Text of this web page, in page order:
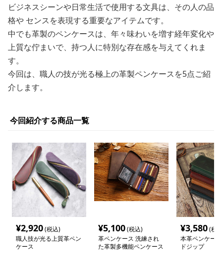
ビジネスシーンや日常生活で使用する文具は、その人の品
格や センスを表現する重要なアイテムです。
中でも革製のペンケースは、年々味わいを増す経年変化や
上質な佇まいで、持つ人に特別な存在感を与えてくれま
す。
今回は、職人の技が光る極上の革製ペンケースを5点ご紹
介します。
今回紹介する商品一覧
¥2,920(税込)
職人技が光る上質革ペン
ケース
¥5,100(税込)
革ペンケース 洗練され
た革製多機能ペンケース
¥3,580(税
本革ペンケー
ドジップ